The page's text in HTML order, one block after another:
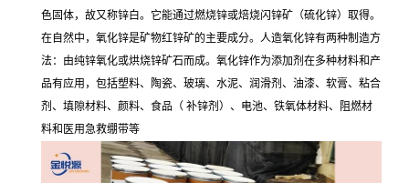
色固体，故又称锌白。它能通过燃烧锌或焙烧闪锌矿（硫化锌）取得。
在自然中，氧化锌是矿物红锌矿的主要成分。人造氧化锌有两种制造方
法：由纯锌氧化或烘烧锌矿石而成。氧化锌作为添加剂在多种材料和产
品有应用，包括塑料、陶瓷、玻璃、水泥、润滑剂、油漆、软膏、粘合
剂、填隙材料、颜料、食品（ 补锌剂）、电池、铁氧体材料、阻燃材
料和医用急救绷带等